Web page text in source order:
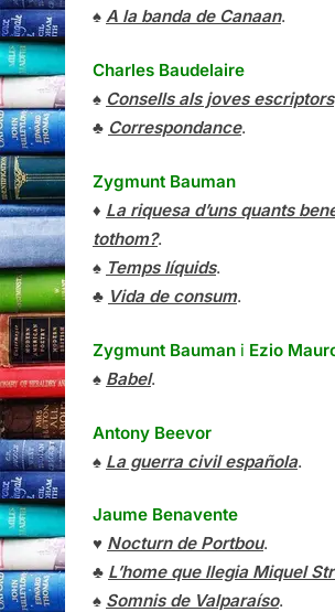
♠ A la banda de Canaan.
Charles Baudelaire
♠ Consells als joves escriptors
♣ Correspondance.
Zygmunt Bauman
♦ La riquesa d’uns quants
tothom?.
♠ Temps líquids.
♣ Vida de consum.
Zygmunt Bauman i Ezio
♠ Babel.
Antony Beevor
♠ La guerra civil española.
Jaume Benavente
♥ Nocturn de Portbou.
♣ L’home que llegia Miquel
♠ Somnis de Valparaíso.